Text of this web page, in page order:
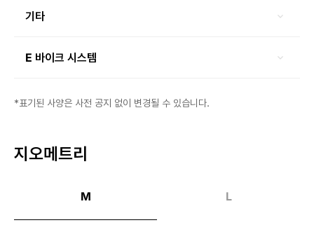
기타
E 바이크 시스템
*표기된 사양은 사전 공지 없이 변경될 수 있습니다.
지오메트리
M L